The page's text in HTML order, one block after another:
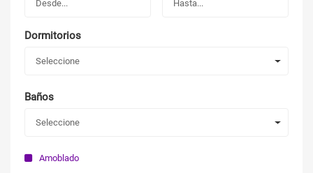
Dormitorios
Seleccione
Baños
Seleccione
Amoblado